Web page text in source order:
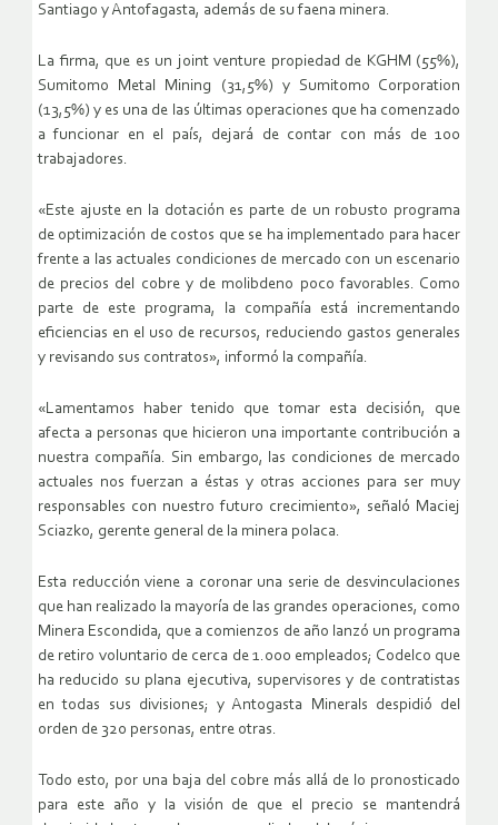
Santiago y Antofagasta, además de su faena minera.
La firma, que es un joint venture propiedad de KGHM (55%),
Sumitomo Metal Mining (31,5%) y Sumitomo Corporation
(13,5%) y es una de las últimas operaciones que ha comenzado
a funcionar en el país, dejará de contar con más de 100
trabajadores.
«Este ajuste en la dotación es parte de un robusto programa
de optimización de costos que se ha implementado para hacer
frente a las actuales condiciones de mercado con un escenario
de precios del cobre y de molibdeno poco favorables. Como
parte de este programa, la compañía está incrementando
eficiencias en el uso de recursos, reduciendo gastos generales
y revisando sus contratos», informó la compañía.
«Lamentamos haber tenido que tomar esta decisión, que
afecta a personas que hicieron una importante contribución a
nuestra compañía. Sin embargo, las condiciones de mercado
actuales nos fuerzan a éstas y otras acciones para ser muy
responsables con nuestro futuro crecimiento», señaló Maciej
Sciazko, gerente general de la minera polaca.
Esta reducción viene a coronar una serie de desvinculaciones
que han realizado la mayoría de las grandes operaciones, como
Minera Escondida, que a comienzos de año lanzó un programa
de retiro voluntario de cerca de 1.000 empleados; Codelco que
ha reducido su plana ejecutiva, supervisores y de contratistas
en todas sus divisiones; y Antogasta Minerals despidió del
orden de 320 personas, entre otras.
Todo esto, por una baja del cobre más allá de lo pronosticado
para este año y la visión de que el precio se mantendrá